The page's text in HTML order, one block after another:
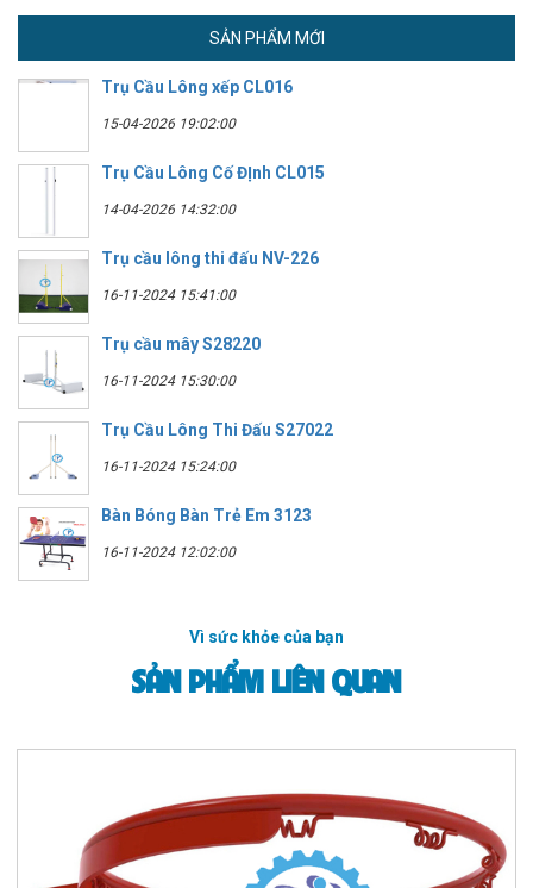
SẢN PHẨM MỚI
Trụ Cầu Lông xếp CL016
15-04-2026 19:02:00
Trụ Cầu Lông Cố ĐỊnh CL015
14-04-2026 14:32:00
Trụ cầu lông thi đấu NV-226
16-11-2024 15:41:00
Trụ cầu mây S28220
16-11-2024 15:30:00
Trụ Cầu Lông Thi Đấu S27022
16-11-2024 15:24:00
Bàn Bóng Bàn Trẻ Em 3123
16-11-2024 12:02:00
Vì sức khỏe của bạn
SẢN PHẨM LIÊN QUAN